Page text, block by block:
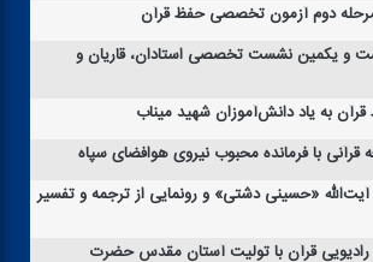
مرحله دوم آزمون‌ تخصصی حفظ قرآن
و یكمین نشست تخصصی استادان، قاریان و
به یاد دانش‌آموزان شهید میناب
قرآنی با فرمانده محبوب نیروی هوافضای سپاه
«حسینی دشتی» و رونمایی از ترجمه و تفسیر
رادیویی قرآن با تولیت آستان مقدس حضرت